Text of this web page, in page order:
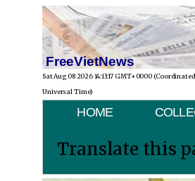
FreeVietNews
Sat Aug 08 2026 14:13:17 GMT+0000 (Coordinated
Universal Time)
HOME
Translate this